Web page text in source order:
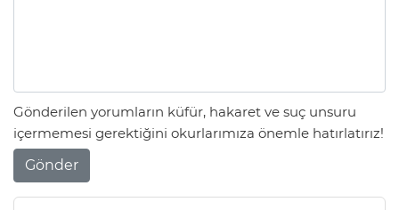
Gönderilen yorumların küfür, hakaret ve suç unsuru
içermemesi gerektiğini okurlarımıza önemle hatırlatırız!
Gönder